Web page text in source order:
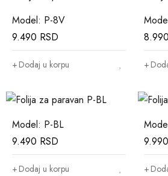
Model: P-8V
9.490 RSD
Dodaj u korpu
8.990
Model: P-BL
9.490 RSD
Dodaj u korpu
9.990